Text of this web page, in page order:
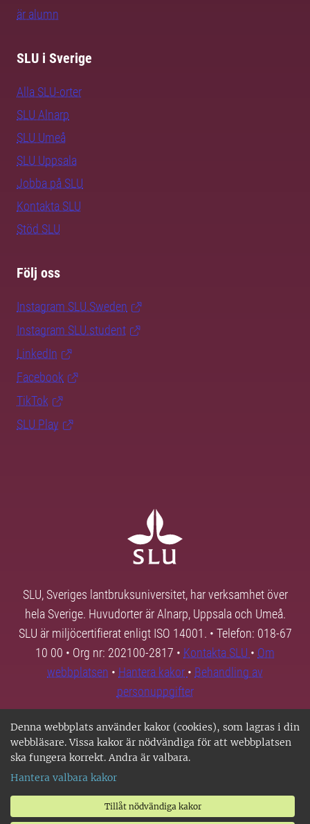
Denna webbplats använder kakor (cookies), som lagras i din
webbläsare. Vissa kakor är nödvändiga för att webbplatsen
ska fungera korrekt. Andra är valbara.
Hantera valbara kakor
Tillåt nödvändiga kakor
är alumn
SLU i Sverige
Alla SLU-orter
SLU Alnarp
SLU Umeå
SLU Uppsala
Jobba på SLU
Kontakta SLU
Stöd SLU
Följ oss
Instagram SLU.Sweden
Instagram SLU.student
LinkedIn
Facebook
TikTok
SLU Play
SLU, Sveriges lantbruksuniversitet, har verksamhet över
hela Sverige. Huvudorter är Alnarp, Uppsala och Umeå.
SLU är miljöcertifierat enligt ISO 14001. • Telefon: 018-67
10 00 • Org nr: 202100-2817 • Kontakta SLU • Om
webbplatsen • Hantera kakor • Behandling av
personuppgifter